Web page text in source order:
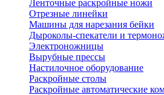
Ленточные раскройные ножи
Отрезные линейки
Машины для нарезания бейки
Дыроколы-спекатели и
Электроножницы
Вырубные прессы
Настилочное оборудование
Раскройные столы
Раскройные автоматические